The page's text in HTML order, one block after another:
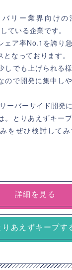
リー業界向けの
ている企業です。
ェア率No.1を誇り
なっております。
しでも上げられる
ので開発に集中し
ーバーサイド開発
。とりあえずキー
をぜひ検討してみ
詳細を見る
りあえずキープす